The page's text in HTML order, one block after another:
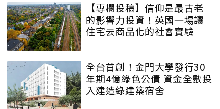
【專欄投稿】信仰是最古老
的影響力投資！英國一場讓
住宅去商品化的社會實驗
全台首創！金門大學發行30
年期4億綠色公債 資金全數投
入建造綠建築宿舍